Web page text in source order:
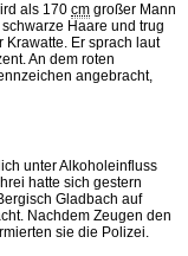
als 170 cm großer Mann
Haare und trug
Er sprach laut
An dem roten
angebracht,
unter Alkoholeinfluss
hatte sich gestern
Gladbach auf
Nachdem Zeugen den
sie die Polizei.